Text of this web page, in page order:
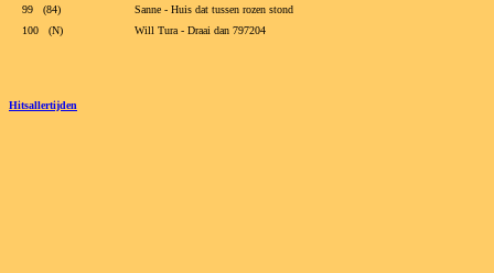
99 (84)
Sanne - Huis dat tussen rozen stond
100 (N)
Will Tura - Draai dan 797204
Hitsallertijden